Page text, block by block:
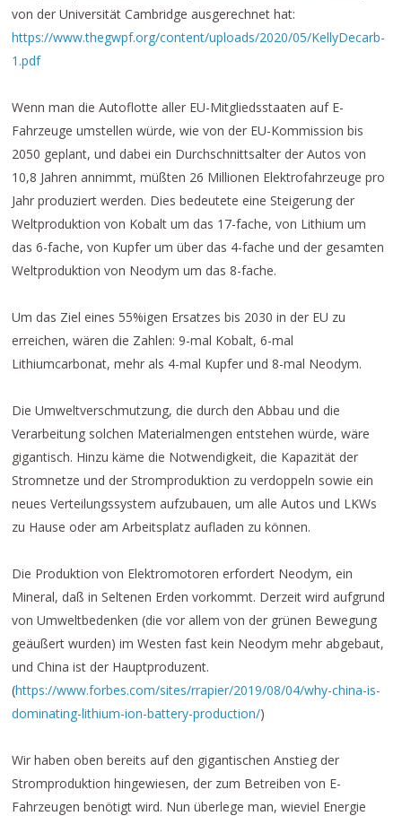
von der Universität Cambridge ausgerechnet hat:
https://www.thegwpf.org/content/uploads/2020/05/KellyDecarb-
1.pdf
Wenn man die Autoflotte aller EU-Mitgliedsstaaten auf E-
Fahrzeuge umstellen würde, wie von der EU-Kommission bis
2050 geplant, und dabei ein Durchschnittsalter der Autos von
10,8 Jahren annimmt, müßten 26 Millionen Elektrofahrzeuge pro
Jahr produziert werden. Dies bedeutete eine Steigerung der
Weltproduktion von Kobalt um das 17-fache, von Lithium um
das 6-fache, von Kupfer um über das 4-fache und der gesamten
Weltproduktion von Neodym um das 8-fache.
Um das Ziel eines 55%igen Ersatzes bis 2030 in der EU zu
erreichen, wären die Zahlen: 9-mal Kobalt, 6-mal
Lithiumcarbonat, mehr als 4-mal Kupfer und 8-mal Neodym.
Die Umweltverschmutzung, die durch den Abbau und die
Verarbeitung solchen Materialmengen entstehen würde, wäre
gigantisch. Hinzu käme die Notwendigkeit, die Kapazität der
Stromnetze und der Stromproduktion zu verdoppeln sowie ein
neues Verteilungssystem aufzubauen, um alle Autos und LKWs
zu Hause oder am Arbeitsplatz aufladen zu können.
Die Produktion von Elektromotoren erfordert Neodym, ein
Mineral, daß in Seltenen Erden vorkommt. Derzeit wird aufgrund
von Umweltbedenken (die vor allem von der grünen Bewegung
geäußert wurden) im Westen fast kein Neodym mehr abgebaut,
und China ist der Hauptproduzent.
(https://www.forbes.com/sites/rrapier/2019/08/04/why-china-is-
dominating-lithium-ion-battery-production/)
Wir haben oben bereits auf den gigantischen Anstieg der
Stromproduktion hingewiesen, der zum Betreiben von E-
Fahrzeugen benötigt wird. Nun überlege man, wieviel Energie